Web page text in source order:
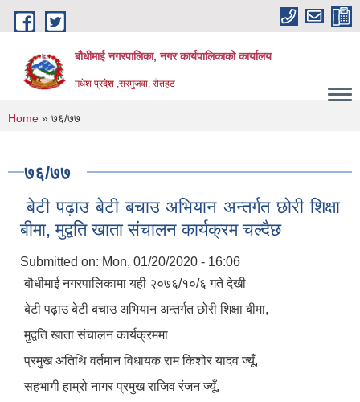
Skip to main content
बौधीमाई नगरपालिका, नगर कार्यपालिकाको कार्यालय
मधेश प्रदेश ,सरमुजवा, रौतहट
You are here
Home » ७६/७७
७६/७७
बेटी पढ़ाउ बेटी बचाउ अभियान अन्तर्गत छोरी शिक्षा
बीमा, मुद्वति खाता संचालन कार्यक्रम चल्दैछ
Submitted on: Mon, 01/20/2020 - 16:06
बौधीमाई नगरपालिकामा यही २०७६/१०/६ गते देखी
बेटी पढ़ाउ बेटी बचाउ अभियान अन्तर्गत छोरी शिक्षा बीमा,
मुद्वति खाता संचालन कार्यक्रममा
प्रमुख अतिथि वर्तमान विधायक राम किशोर यादव ज्यूँ,
सहभागी हाम्रो नागर प्रमुख राजिव रंजन ज्यूँ,